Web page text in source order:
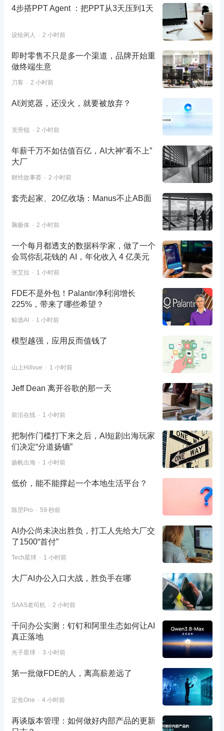
4步搭PPT Agent ：把PPT从3天压到1天
设绘闲人 2 小时前
即时零售不只是多一个渠道，品牌开始重
做终端生意
刀客 2 小时前
AI浏览器，还没火，就要被放弃？
克劳锐 2 小时前
年薪千万不如估值百亿，AI大神“看不上”
大厂
财经故事荟 2 小时前
套壳起家、20亿收场：Manus不止AB面
脑极体 2 小时前
一个每月都透支的数据科学家，做了一个
会骂你乱花钱的 AI，年化收入 4 亿美元
张艾拉 1 小时前
FDE不是外包！Palantir净利润增长
225%，带来了哪些希望？
鲸选AI 1 小时前
模型越强，应用反而值钱了
山上Hillvue 1 小时前
Jeff Dean 离开谷歌的那一天
前沿在线 1 小时前
把制作门槛打下来之后，AI短剧出海玩家
们决定“分道扬镳”
扬帆出海 1 小时前
低价，能不能撑起一个本地生活平台？
陈罡Pro 59 秒前
AI办公尚未决出胜负，打工人先给大厂交
了1500“首付”
Tech星球 1 小时前
大厂AI办公入口大战，胜负手在哪
SAAS老司机 2 小时前
千问办公实测：钉钉和阿里生态如何让AI
真正落地
光子星球 3 小时前
第一批做FDE的人，离高薪差远了
定焦One 4 小时前
再谈版本管理：如何做好内部产品的更新